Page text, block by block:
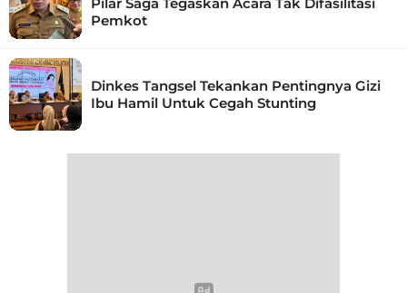
Pemkot
Dinkes Tangsel Tekankan Pentingnya Gizi
Ibu Hamil Untuk Cegah Stunting